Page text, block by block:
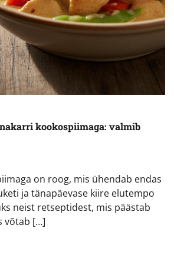
kookospiimaga: valmib
on roog, mis ühendab endas
ja tänapäevase kiire elutempo
neist retseptidest, mis päästab
võtab […]